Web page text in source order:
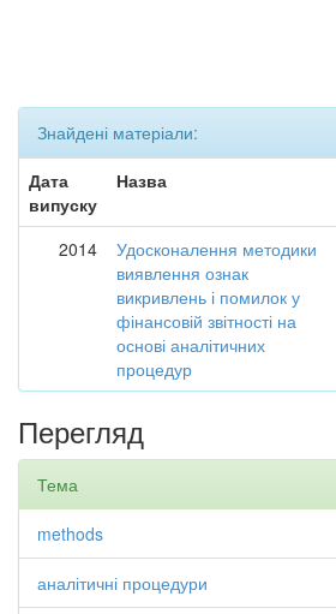
Знайдені матеріали:
Дата
випуску
Назва
2014
Удосконалення методики
виявлення ознак
викривлень і помилок у
фінансовій звітності на
основі аналітичних
процедур
Перегляд
Тема
methods
аналітичні процедури